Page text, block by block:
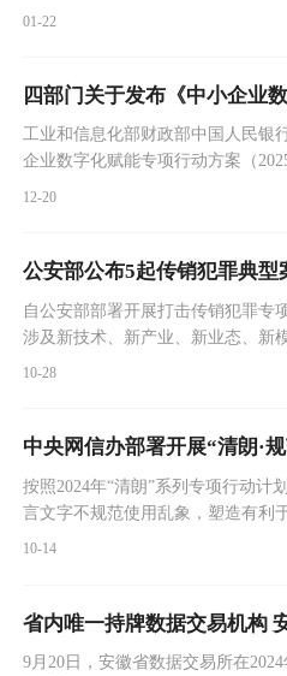
场，更好融入全球产业链供应链，
01-22
工业和信息化部财政部中国人民银
企业数字化赋能专项行动方案（
12-20
公安部公布5起传销犯罪典型
自公安部部署开展打击传销犯罪专
涉及新技术、新产业、新业态、新
大民生问题、打着重大政策旗号的
员，坚决遏制传销犯罪蔓延势头。
10-28
按照2024年“清朗”系列专项行动计
言文字不规范使用乱象，塑造有利
和育人生态，近日，中央网信办、
10-14
省内唯一持牌数据交易机构
9月20日，安徽省数据交易所在